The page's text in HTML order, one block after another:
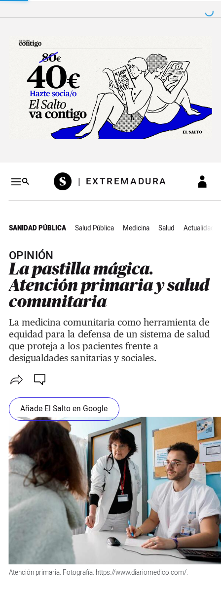
Salto a contenido
| EXTREMADURA
SANIDAD PÚBLICA Salud Pública Medicina Salud Actualidad
OPINIÓN
La pastilla mágica.
Atención primaria y salud
comunitaria
La medicina comunitaria como herramienta de
equidad para la defensa de un sistema de salud
que proteja a los pacientes frente a
desigualdades sanitarias y sociales.
Añade El Salto en Google
Atención primaria. Fotografía: https://www.diariomedico.com/.